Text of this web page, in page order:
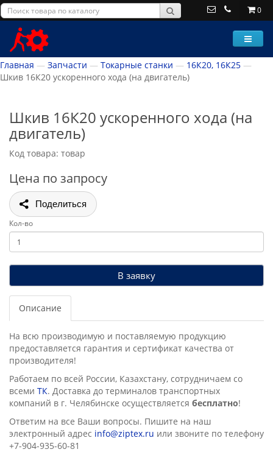
0
Главная Запчасти Токарные станки
16К20, 16К25
Шкив 16К20 ускоренного хода (на двигатель)
Шкив 16К20 ускоренного хода (на
двигатель)
Код товара: товар
Цена по запросу
Поделиться
Кол-во
В заявку
Описание
На всю производимую и поставляемую продукцию
предоставляется гарантия и сертификат качества от
производителя!
Работаем по всей России, Казахстану, сотрудничаем со
всеми ТК. Доставка до терминалов транспортных
компаний в г. Челябинске осущеcтвляется бесплатно!
Ответим на все Ваши вопросы. Пишите на наш
электронный адрес info@ziptex.ru или звоните по телефону
+7-904-935-60-81